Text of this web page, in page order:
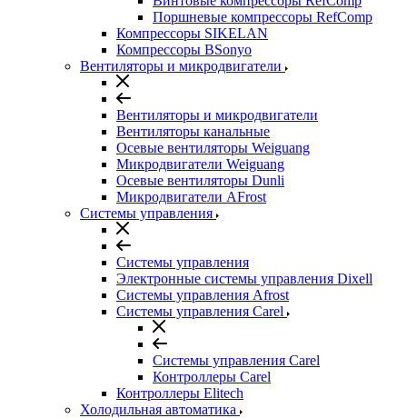
Поршневые компрессоры RefComp
Компрессоры SIKELAN
Компрессоры BSonyo
Вентиляторы и микродвигатели
Вентиляторы и микродвигатели
Вентиляторы канальные
Осевые вентиляторы Weiguang
Микродвигатели Weiguang
Осевые вентиляторы Dunli
Микродвигатели AFrost
Системы управления
Системы управления
Электронные системы управления Dixell
Системы управления Afrost
Системы управления Carel
Системы управления Carel
Контроллеры Carel
Контроллеры Elitech
Холодильная автоматика